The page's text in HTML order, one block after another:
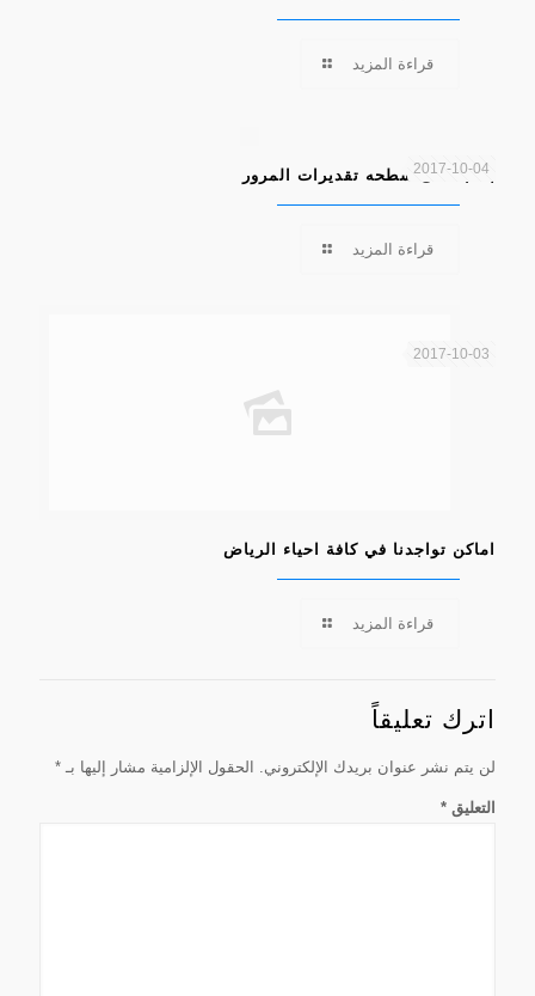
قراءة المزيد
2017-10-04
بحاجة الى سطحه تقديرات المرور
قراءة المزيد
2017-10-03
اماكن تواجدنا في كافة احياء الرياض
قراءة المزيد
اترك تعليقاً
لن يتم نشر عنوان بريدك الإلكتروني. الحقول الإلزامية مشار إليها بـ *
التعليق *